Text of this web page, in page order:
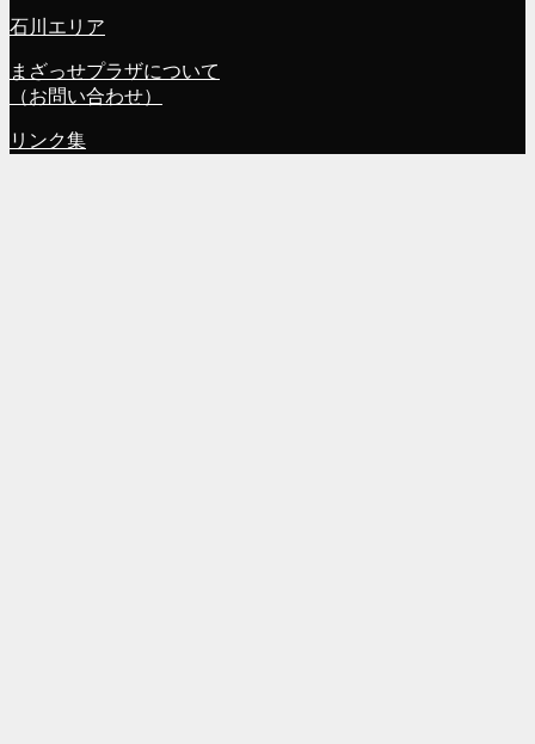
石川エリア
まざっせプラザについて
（お問い合わせ）
リンク集